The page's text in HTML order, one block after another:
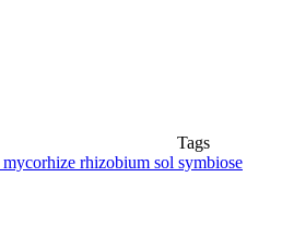
Tags
mycorhize rhizobium sol symbiose